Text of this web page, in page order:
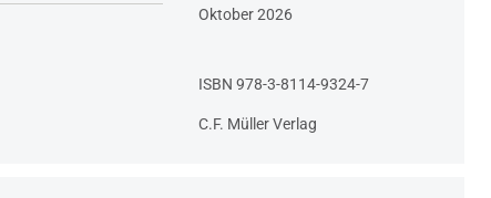
Oktober 2026
ISBN 978-3-8114-9324-7
C.F. Müller Verlag